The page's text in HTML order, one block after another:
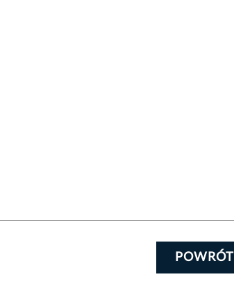
POWRÓT